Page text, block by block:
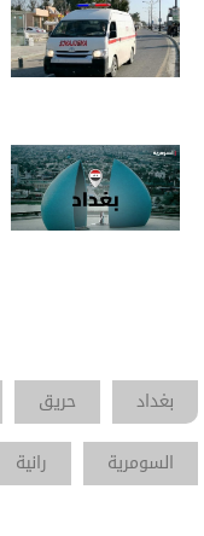
بغداد حريق
السومرية
رانية